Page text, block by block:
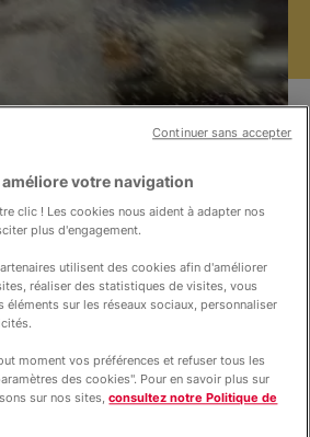
d'Auteuil
Privé Saint-
d’Auteuil, propose
Cette formation
de découvrir les
comme le métier de
votre navigation
clic ! Les cookies nous aident à adapter nos
plus d'engagement.
utilisent des cookies afin d'améliorer
réaliser des statistiques de visites, vous
éléments sur les réseaux sociaux, personnaliser
moment vos préférences et refuser tous les
des cookies". Pour en savoir plus sur
sur nos sites,consultez notre Politique de
Continuer sans accepter